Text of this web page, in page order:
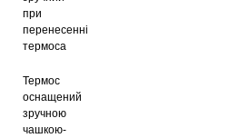
при
перенесенні
термоса
Термос
оснащений
зручною
чашкою-